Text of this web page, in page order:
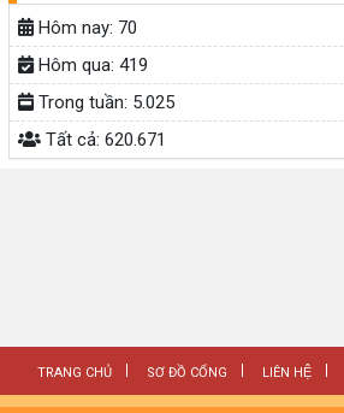
Hôm nay: 70
Hôm qua: 419
Trong tuần: 5.025
Tất cả: 620.671
TRANG CHỦ SƠ ĐỒ CỔNG LIÊN HỆ